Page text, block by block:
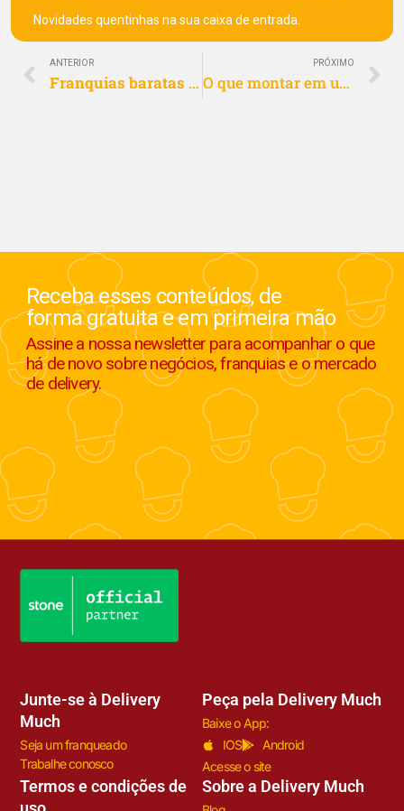
Novidades quentinhas na sua caixa de entrada.
ANTERIOR
Franquias baratas e lucrativas para cidades pequenas
PRÓXIMO
O que montar em uma cidade pequena para ganhar dinheiro
Receba esses conteúdos, de
forma gratuita e em primeira mão
Assine a nossa newsletter para acompanhar o que
há de novo sobre negócios, franquias e o mercado
de delivery.
Junte-se à Delivery
Much
Seja um franqueado
Trabalhe conosco
Peça pela Delivery Much
Baixe o App:
IOS
Android
Acesse o site
Termos e condições de
Sobre a Delivery Much